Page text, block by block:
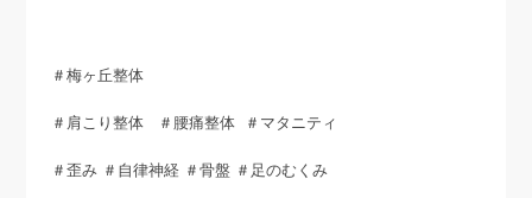
＃梅ヶ丘整体
＃肩こり整体 ＃腰痛整体 ＃マタニティ
＃歪み ＃自律神経 ＃骨盤 ＃足のむくみ